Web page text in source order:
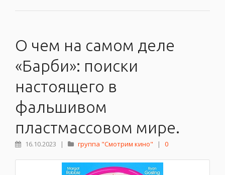
О чем на самом деле
«Барби»: поиски
настоящего в
фальшивом
пластмассовом мире.
16.10.2023 | группа "Смотрим кино" | 0